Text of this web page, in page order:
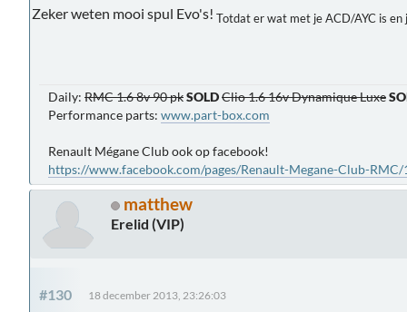
Zeker weten mooi spul Evo's! Totdat er wat met je ACD/AYC is
Daily: RMC 1.6 8v 90 pkSOLDClio 1.6 16v Dynamique Luxe
Performance parts: www.part-box.com
Renault Mégane Club ook op facebook!
https://www.facebook.com/pages/Renault-Megane-Club-
matthew
Erelid (VIP)
#130 18 december 2013, 23:26:03